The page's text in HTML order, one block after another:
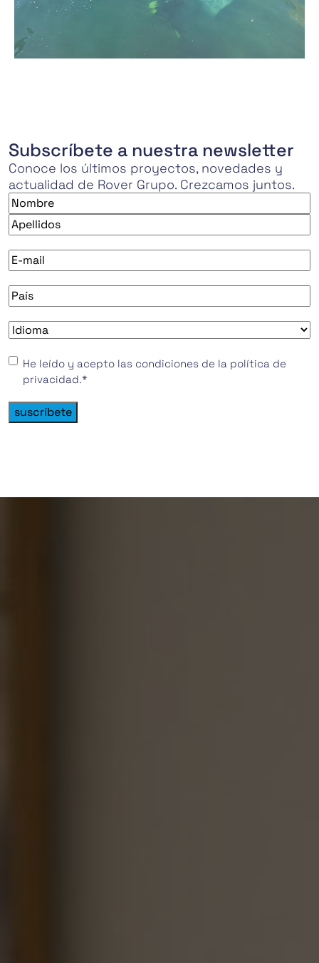
Subscríbete a nuestra newsletter
Conoce los últimos proyectos, novedades y
actualidad de Rover Grupo. Crezcamos juntos.
Nombre
Nombre
E-
mail*
País*
Idioma*
Consentimiento*
He leído y acepto las condiciones de la política de
privacidad.*